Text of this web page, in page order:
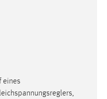
eines
zu verstehen, wie
nutzen.